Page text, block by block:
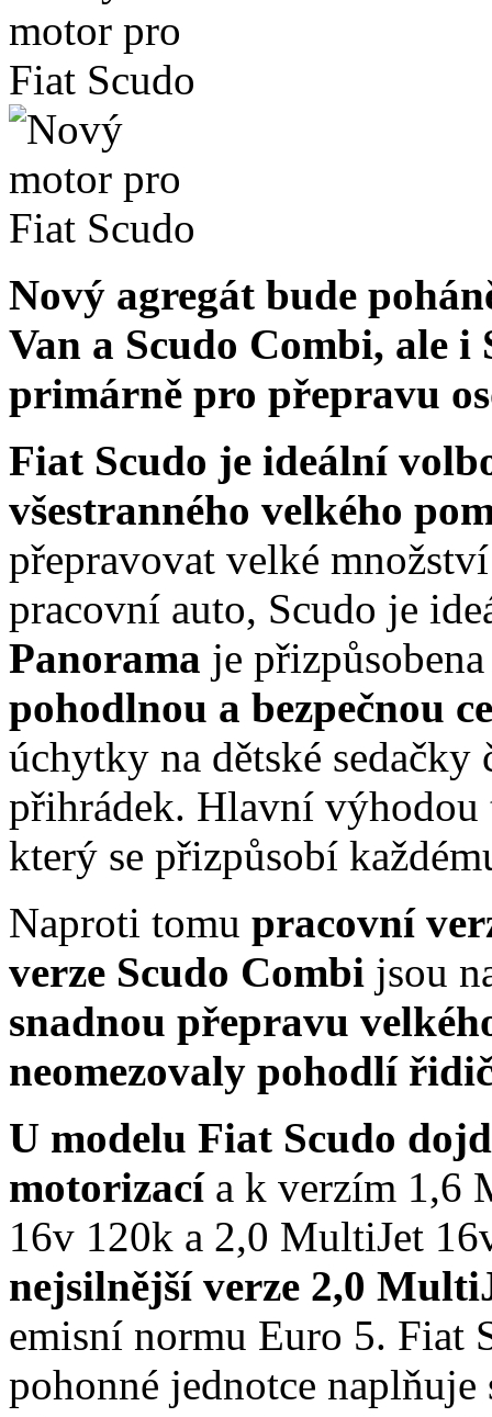
Nový agregát bude
Van a Scudo Combi, ale i
primárně pro přepravu
Fiat Scudo je ideální
všestranného velkého
přepravovat velké
pracovní auto, Scudo je
Panorama je
pohodlnou a bezpečnou
úchytky na dětské
přihrádek. Hlavní
který se přizpůsobí
Naproti tomu pracovní
verze Scudo Combi jsou
snadnou přepravu
neomezovaly pohodlí
U modelu Fiat Scudo
motorizací a k verzím 1,6
16v 120k a 2,0 MultiJet
nejsilnější verze 2,0
emisní normu Euro 5. Fiat
pohonné jednotce